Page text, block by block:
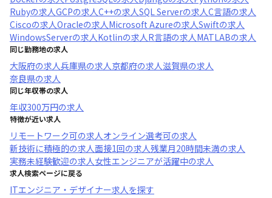
Rubyの求人GCPの求人C++の求人SQL Serverの求人C言語の求人
Ciscoの求人Oracleの求人Microsoft Azureの求人Swiftの求人
WindowsServerの求人Kotlinの求人R言語の求人MATLABの求人
同じ勤務地の求人
大阪府の求人兵庫県の求人京都府の求人滋賀県の求人
奈良県の求人
同じ年収帯の求人
年収300万円の求人
特徴が近い求人
リモートワーク可の求人オンライン選考可の求人
新技術に積極的の求人面接1回の求人残業月20時間未満の求人
実務未経験歓迎の求人女性エンジニアが活躍中の求人
求人検索ページに戻る
ITエンジニア・デザイナー求人を探す